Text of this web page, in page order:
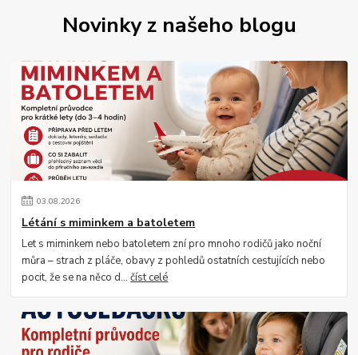
Novinky z našeho blogu
03.08.2026
Létání s miminkem a batoletem
Let s miminkem nebo batoletem zní pro mnoho rodičů jako noční
můra – strach z pláče, obavy z pohledů ostatních cestujících nebo
pocit, že se na něco d...číst celé